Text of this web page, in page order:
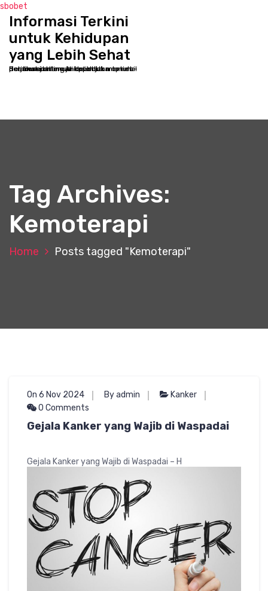
sbobet
Informasi Terkini
untuk Kehidupan
yang Lebih Sehat
Selamat datang di kppbcjakarta.net - Destinasi online Anda untuk memulai perjalanan menuju kesehatan optimal dan kesejahteraan holistik
Tag Archives:
Kemoterapi
Home Posts tagged "Kemoterapi"
On 6 Nov 2024 By admin
Kanker
0 Comments
Gejala Kanker yang Wajib di Waspadai
Gejala Kanker yang Wajib di Waspadai – H